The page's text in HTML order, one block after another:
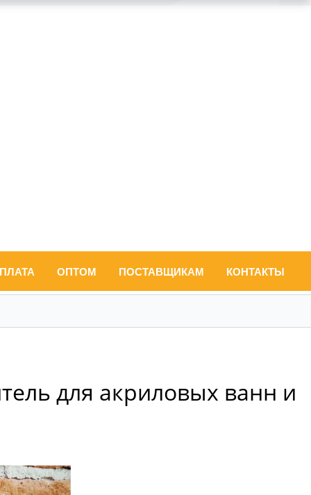
ОПТОМ ПОСТАВЩИКАМ КОНТАКТЫ
для акриловых ванн и